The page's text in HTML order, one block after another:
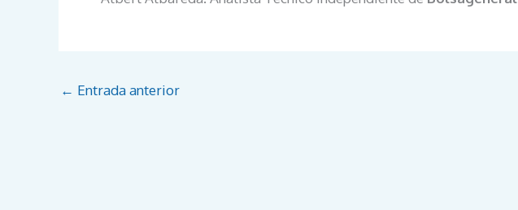
← Entrada anterior